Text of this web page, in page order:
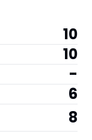
10
10
-
6
8